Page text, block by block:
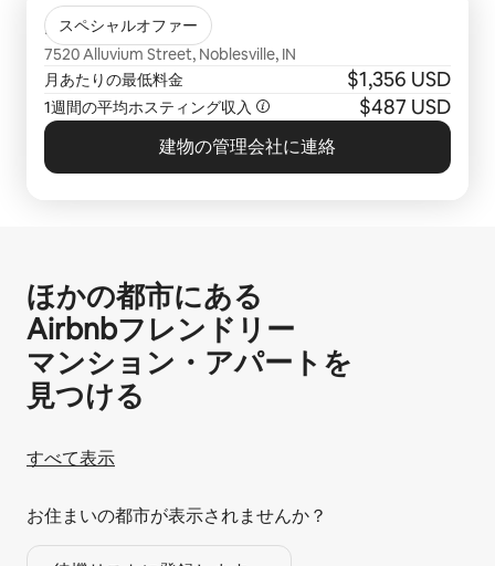
スペシャルオファー
Lavina
7520 Alluvium Street, Noblesville, IN
月あたりの最低料金
$1,356 USD
1週間の平均ホスティング収入 $487 USD
建物の管理会社に連絡
ほかの都市にある
Airbnb⁠フ⁠レ⁠ン⁠ド⁠リ⁠ー
マ⁠ン⁠シ⁠ョ⁠ン⁠・ア⁠パ⁠ー⁠ト⁠を
見⁠つ⁠け⁠る
すべて表示
お住まいの都市が表示されませんか？